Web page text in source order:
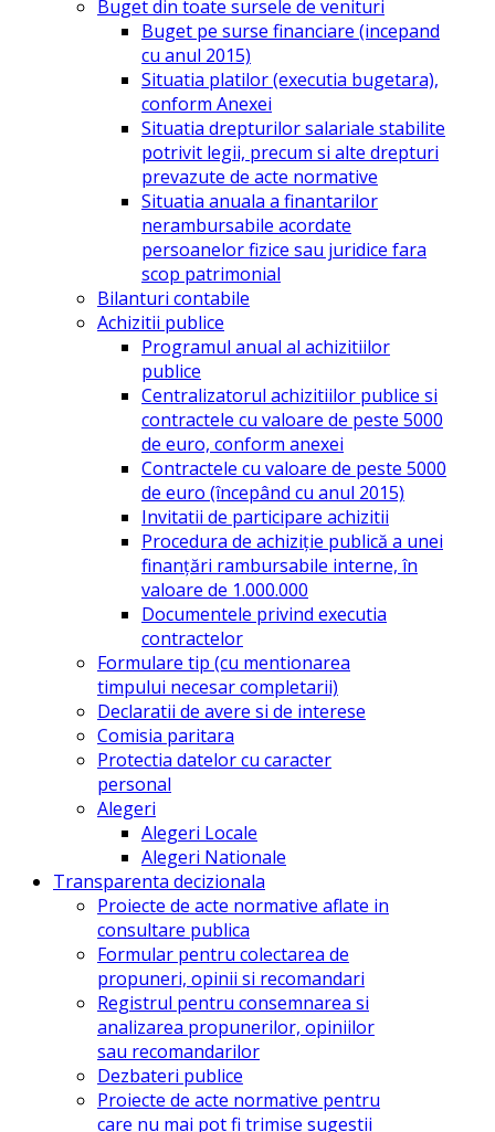
Buget din toate sursele de venituri
Buget pe surse financiare (incepand
cu anul 2015)
Situatia platilor (executia bugetara),
conform Anexei
Situatia drepturilor salariale stabilite
potrivit legii, precum si alte drepturi
prevazute de acte normative
Situatia anuala a finantarilor
nerambursabile acordate
persoanelor fizice sau juridice fara
scop patrimonial
Bilanturi contabile
Achizitii publice
Programul anual al achizitiilor
publice
Centralizatorul achizitiilor publice si
contractele cu valoare de peste 5000
de euro, conform anexei
Contractele cu valoare de peste 5000
de euro (începând cu anul 2015)
Invitatii de participare achizitii
Procedura de achiziție publică a unei
finanțări rambursabile interne, în
valoare de 1.000.000
Documentele privind executia
contractelor
Formulare tip (cu mentionarea
timpului necesar completarii)
Declaratii de avere si de interese
Comisia paritara
Protectia datelor cu caracter
personal
Alegeri
Alegeri Locale
Alegeri Nationale
Transparenta decizionala
Proiecte de acte normative aflate in
consultare publica
Formular pentru colectarea de
propuneri, opinii si recomandari
Registrul pentru consemnarea si
analizarea propunerilor, opiniilor
sau recomandarilor
Dezbateri publice
Proiecte de acte normative pentru
care nu mai pot fi trimise sugestii